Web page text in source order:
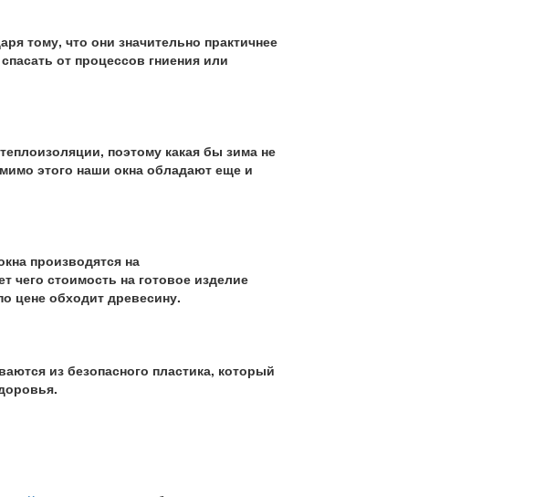
тому, что они значительно практичнее
от процессов гниения или
поэтому какая бы зима не
этого наши окна обладают еще и
производятся на
чего стоимость на готовое изделие
цене обходит древесину.
из безопасного пластика, который